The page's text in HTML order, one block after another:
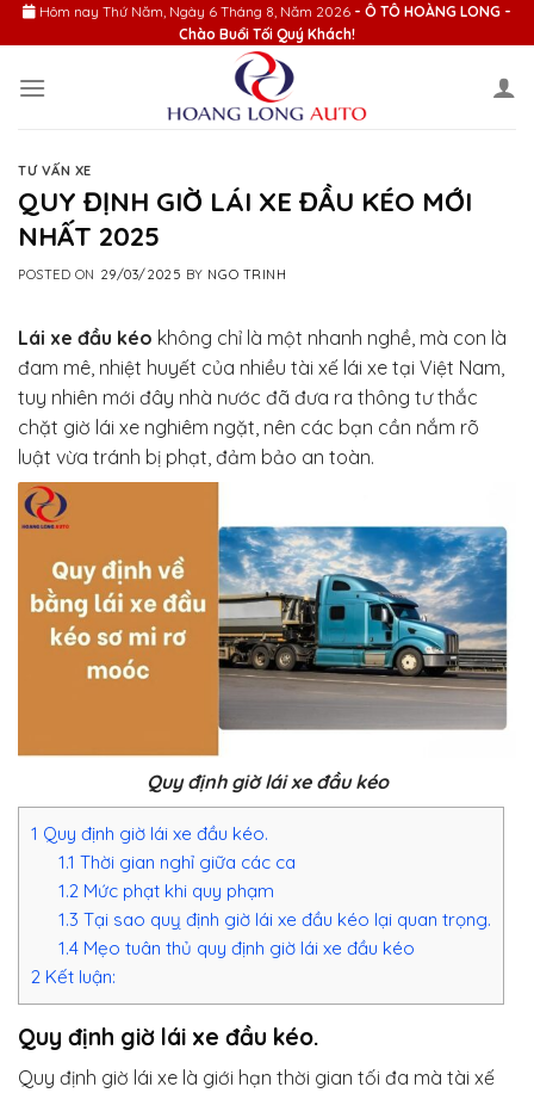
Skip
to
Hôm nay Thứ Năm, Ngày 6 Tháng 8, Năm 2026 - Ô TÔ HOÀNG LONG -
Chào Buổi Tối Quý Khách!
TƯ VẤN XE
QUY ĐỊNH GIỜ LÁI XE ĐẦU KÉO MỚI
NHẤT 2025
POSTED ON 29/03/2025 BY NGO TRINH
Lái xe đầu kéo không chỉ là một nhanh nghề, mà con là
đam mê, nhiệt huyết của nhiều tài xế lái xe tại Việt Nam,
tuy nhiên mới đây nhà nước đã đưa ra thông tư thắc
chặt giờ lái xe nghiêm ngặt, nên các bạn cần nắm rõ
luật vừa tránh bị phạt, đảm bảo an toàn.
Quy định giờ lái xe đầu kéo
1 Quy định giờ lái xe đầu kéo.
1.1 Thời gian nghỉ giữa các ca
1.2Mức phạt khi quy phạm
1.3 Tại sao quỵ định giờ lái xe đầu kéo lại quan trọng.
1.4Mẹo tuân thủ quy định giờ lái xe đầu kéo
2 Kết luận:
Quy định giờ lái xe đầu kéo.
Quy định giờ lái xe là giới hạn thời gian tối đa mà tài xế